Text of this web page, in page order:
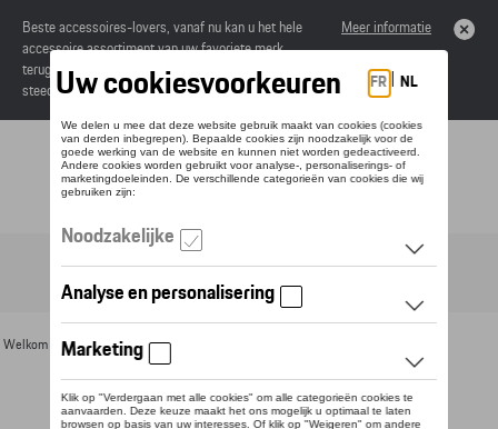
Beste accessoires-lovers, vanaf nu kan u het hele
accessoire assortiment van uw favoriete merk
terugvinden in de online catalogus. Deze kunnen
steeds besteld worden via uw dealer.
Meer informatie
Toggle navigation
Welkom >Voor u >Textiel >